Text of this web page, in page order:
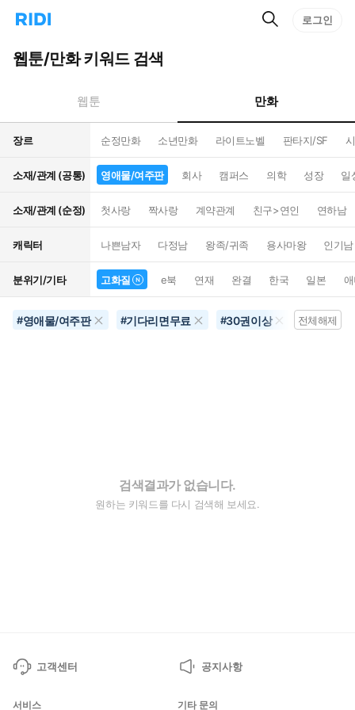
리
홈
으
턴
트
검
로그인
웹툰/만화 키워드 검색
웹툰 만화
장르 순정만화 소년만화 라이트노벨 판타지/SF
소재/관계 (공통) 영애물/여주판 회사 캠퍼스 의학 성장 일
소재/관계 (순정) 첫사랑 짝사랑 계약관계 친구>연인 연하남
캐릭터 나쁜남자 다정남 왕족/귀족 용사마왕 인기남
분위기/기타 고화질 e북 연재 완결 한국 일본
#영애물/여주판 #기다리면무료 #30권이상 #고화질
전체해제
검색결과가 없습니다.
원하는 키워드를 다시 검색해 보세요.
고객센터 공지사항
서비스 기타 문의